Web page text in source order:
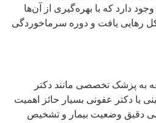
دارد که با بهره‌گیری از آن‌ها
رهایی یافت و دوره سرماخوردگی
به پزشک تخصصی مانند دکتر
یا دکتر عفونی بسیار حائز اهمیت
دقیق وضعیت بیمار و تشخیص